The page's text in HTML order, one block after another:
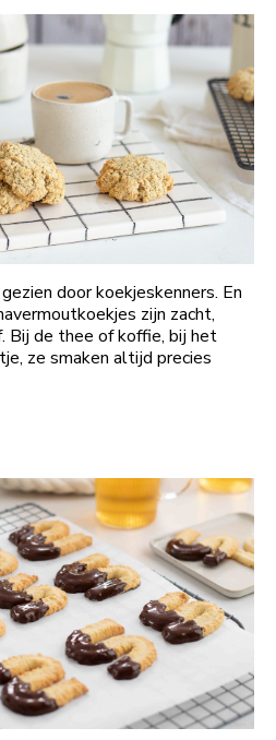
door koekjeskenners. En
zijn zacht,
Bij de thee of koffie, bij het
ze smaken altijd precies